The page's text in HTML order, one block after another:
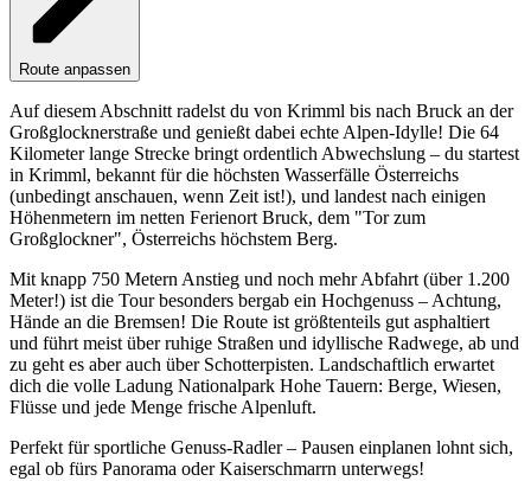
Route anpassen
Auf diesem Abschnitt radelst du von Krimml bis nach Bruck an der
Großglocknerstraße und genießt dabei echte Alpen-Idylle! Die 64
Kilometer lange Strecke bringt ordentlich Abwechslung – du startest
in Krimml, bekannt für die höchsten Wasserfälle Österreichs
(unbedingt anschauen, wenn Zeit ist!), und landest nach einigen
Höhenmetern im netten Ferienort Bruck, dem "Tor zum
Großglockner", Österreichs höchstem Berg.
Mit knapp 750 Metern Anstieg und noch mehr Abfahrt (über 1.200
Meter!) ist die Tour besonders bergab ein Hochgenuss – Achtung,
Hände an die Bremsen! Die Route ist größtenteils gut asphaltiert
und führt meist über ruhige Straßen und idyllische Radwege, ab und
zu geht es aber auch über Schotterpisten. Landschaftlich erwartet
dich die volle Ladung Nationalpark Hohe Tauern: Berge, Wiesen,
Flüsse und jede Menge frische Alpenluft.
Perfekt für sportliche Genuss-Radler – Pausen einplanen lohnt sich,
egal ob fürs Panorama oder Kaiserschmarrn unterwegs!